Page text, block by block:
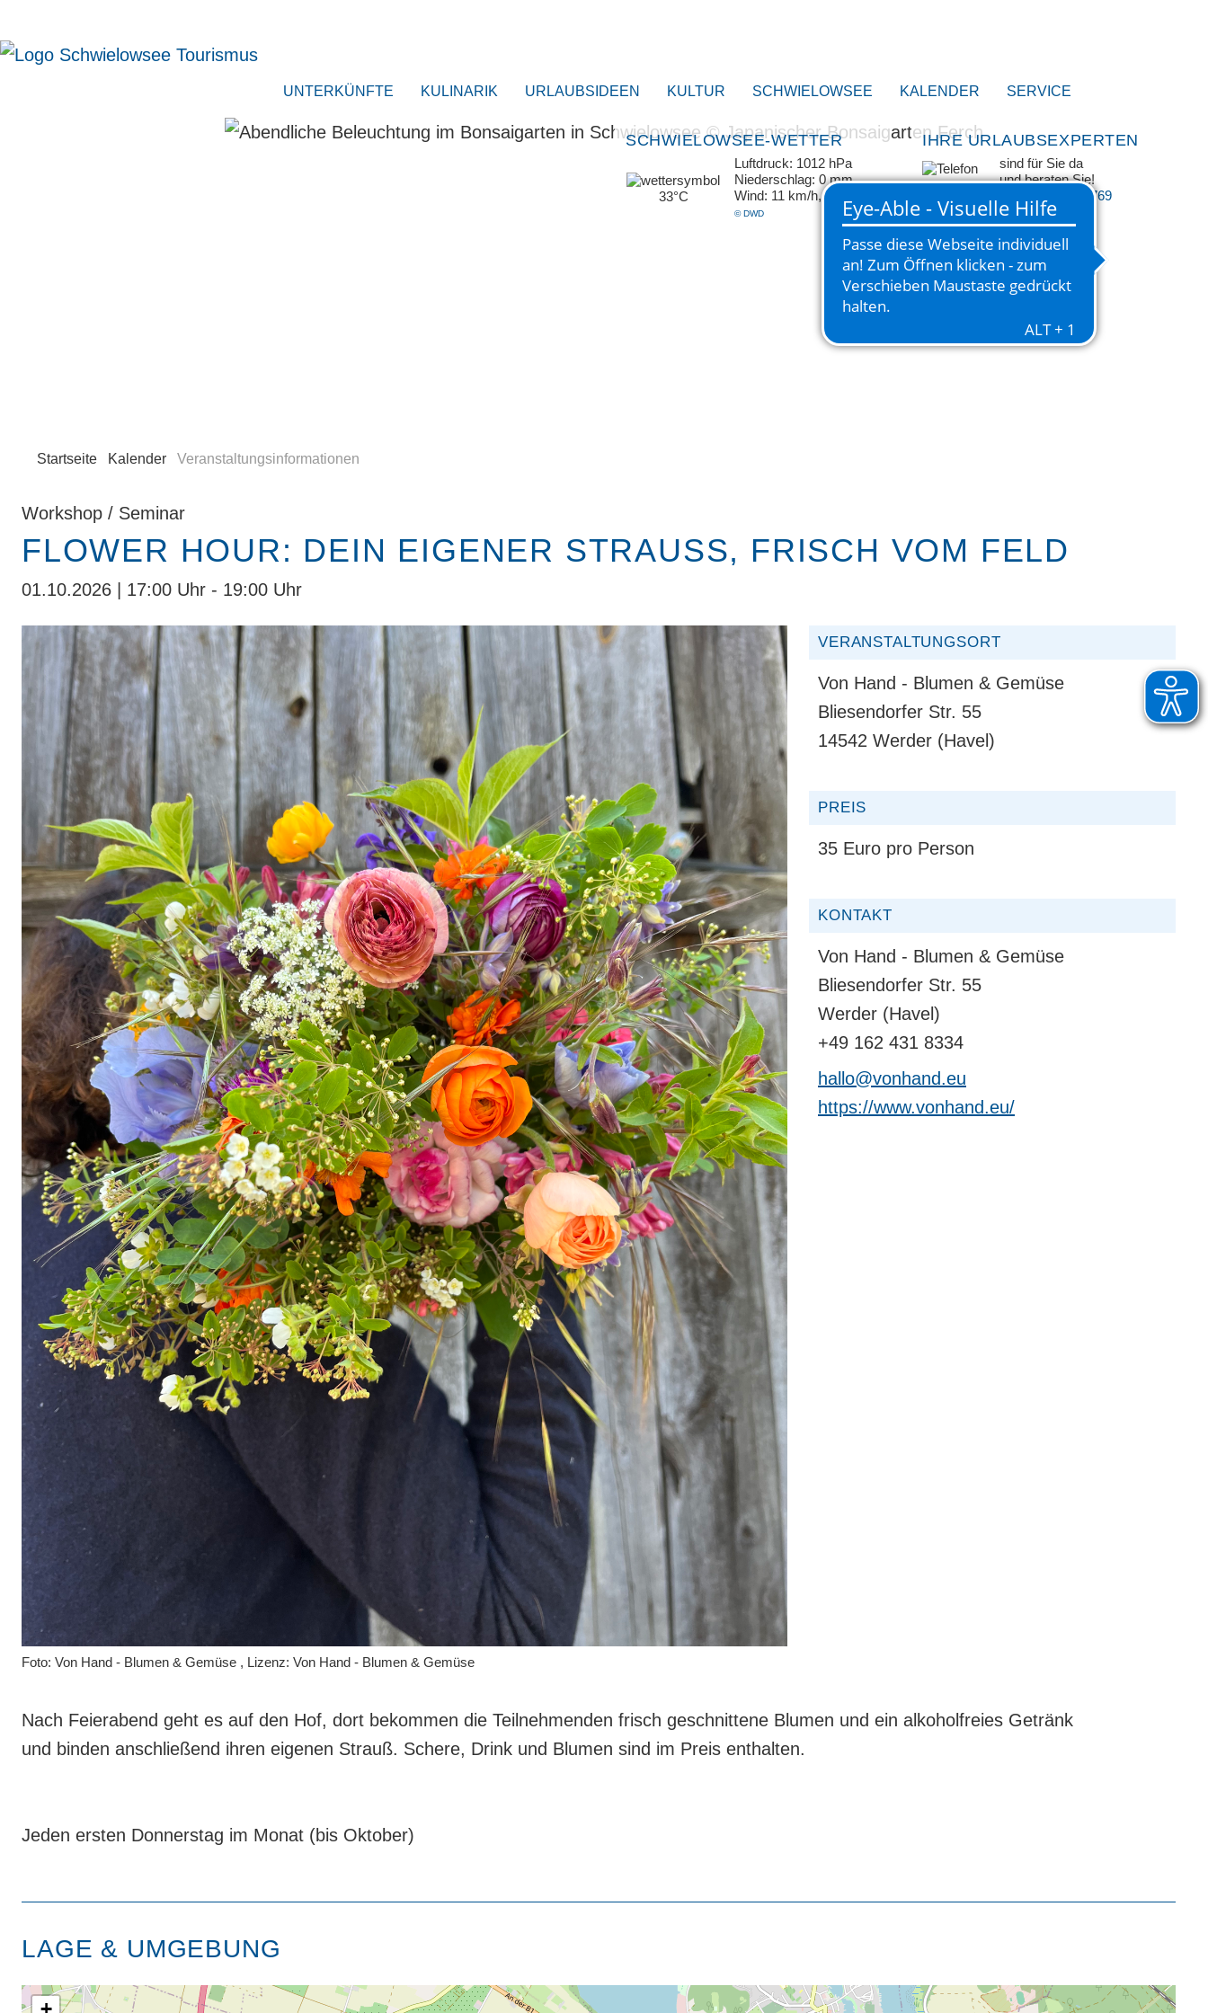
UNTERKÜNFTE KULINARIK URLAUBSIDEEN KULTUR SCHWIELOWSEE KALENDER SERVICE
SCHWIELOWSEE-WETTER
33°C
Luftdruck: 1012 hPa
Niederschlag: 0 mm
Wind: 11 km/h, SSO
© DWD
IHRE URLAUBSEXPERTEN
sind für Sie da
und beraten Sie!
+49 33209 769 769
Startseite Kalender Veranstaltungsinformationen
Workshop / Seminar
FLOWER HOUR: DEIN EIGENER STRAUSS, FRISCH VOM FELD
01.10.2026 | 17:00 Uhr - 19:00 Uhr
Foto: Von Hand - Blumen & Gemüse , Lizenz: Von Hand - Blumen & Gemüse
VERANSTALTUNGSORT
Von Hand - Blumen & Gemüse
Bliesendorfer Str. 55
14542 Werder (Havel)
PREIS
35 Euro pro Person
KONTAKT
Von Hand - Blumen & Gemüse
Bliesendorfer Str. 55
Werder (Havel)
+49 162 431 8334
hallo@vonhand.eu
https://www.vonhand.eu/
Nach Feierabend geht es auf den Hof, dort bekommen die Teilnehmenden frisch geschnittene Blumen und ein alkoholfreies Getränk
und binden anschließend ihren eigenen Strauß. Schere, Drink und Blumen sind im Preis enthalten.
Jeden ersten Donnerstag im Monat (bis Oktober)
LAGE & UMGEBUNG